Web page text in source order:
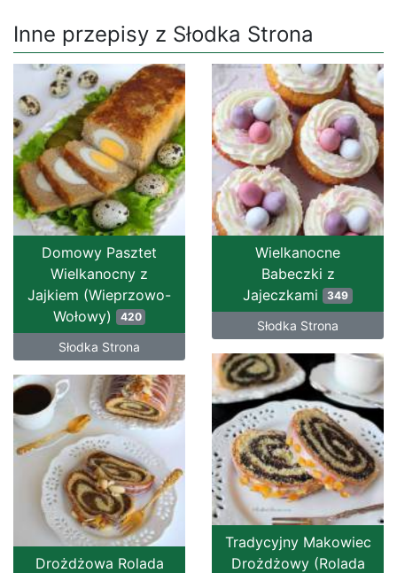
Inne przepisy z Słodka Strona
Domowy Pasztet
Wielkanocny z
Jajkiem (Wieprzowo-
Wołowy)
420
Słodka Strona
Wielkanocne
Babeczki z
Jajeczkami 349
Słodka Strona
Tradycyjny Makowiec
Drożdżowy (Rolada
Drożdżowa Rolada